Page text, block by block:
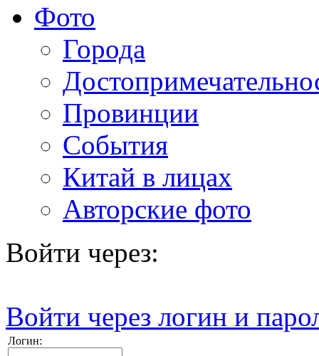
Фото
Города
Провинции
События
Китай в лицах
Авторские фото
Войти через:
Войти через логин и
Логин: